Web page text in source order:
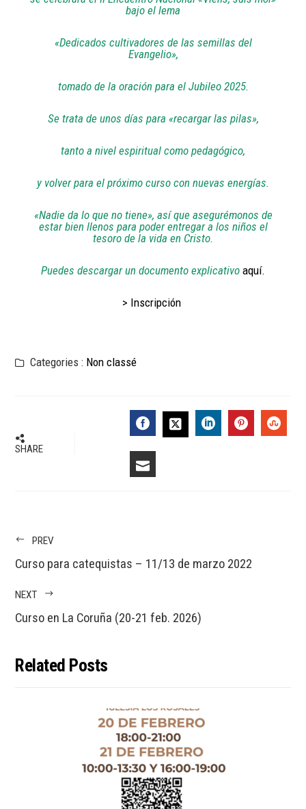
bajo el lema
«Dedicados cultivadores de las semillas del
Evangelio»,
tomado de la oración para el Jubileo 2025.
Se trata de unos días para «recargar las pilas»,
tanto a nivel espiritual como pedagógico,
y volver para el próximo curso con nuevas energías.
«Nadie da lo que no tiene», así que asegurémonos de
estar bien llenos para poder entregar a los niños el
tesoro de la vida en Cristo.
Puedes descargar un documento explicativo aquí.
> Inscripción
Categories : Non classé
SHARE
PREV
Curso para catequistas – 11/13 de marzo 2022
NEXT
Curso en La Coruña (20-21 feb. 2026)
Related Posts